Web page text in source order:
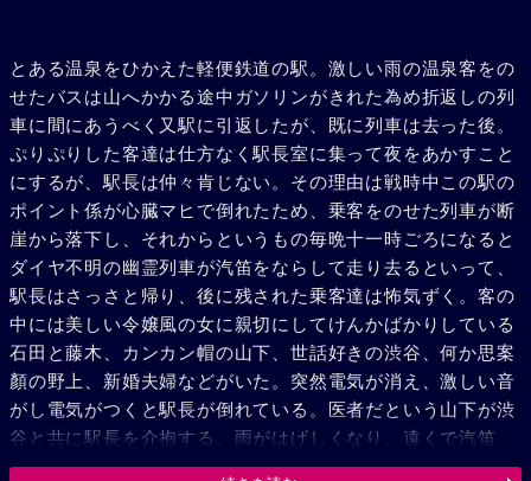
とある温泉をひかえた軽便鉄道の駅。激しい雨の温泉客をの
せたバスは山へかかる途中ガソリンがきれた為め折返しの列
車に間にあうべく又駅に引返したが、既に列車は去った後。
ぷりぷりした客達は仕方なく駅長室に集って夜をあかすこと
にするが、駅長は仲々肯じない。その理由は戦時中この駅の
ポイント係が心臓マヒで倒れたため、乗客をのせた列車が断
崖から落下し、それからというもの毎晩十一時ごろになると
ダイヤ不明の幽霊列車が汽笛をならして走り去るといって、
駅長はさっさと帰り、後に残された乗客達は怖気ずく。客の
中には美しい令嬢風の女に親切にしてけんかばかりしている
石田と藤木、カンカン帽の山下、世話好きの渋谷、何か思案
顏の野上、新婚夫婦などがいた。突然電気が消え、激しい音
がし電気がつくと駅長が倒れている。医者だという山下が渋
谷と共に駅長を介抱する。雨がはげしくなり、遠くで汽笛、
シグナルが聞える。部屋の中には不安な空気が流れている